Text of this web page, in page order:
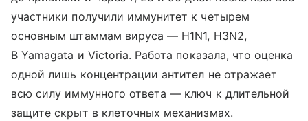
участники получили иммунитет к четырем
основным штаммам вируса — H1N1, H3N2,
B Yamagata и Victoria. Работа показала, что оценка
одной лишь концентрации антител не отражает
всю силу иммунного ответа — ключ к длительной
защите скрыт в клеточных механизмах.